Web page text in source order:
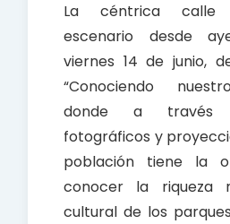
La céntrica calle
escenario desde
viernes 14 de junio,
“Conociendo
donde a través
fotográficos y
población tiene la
conocer la riqueza
cultural de los